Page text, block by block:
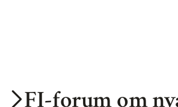
FI-forum om